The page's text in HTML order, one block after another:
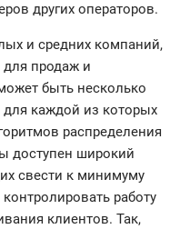
других операторов.
и средних компаний,
продаж и
быть несколько
каждой из которых
распределения
доступен широкий
свести к минимуму
работу
клиентов. Так,